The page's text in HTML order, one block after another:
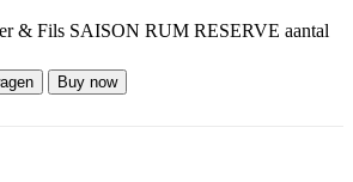
& Fils SAISON RUM RESERVE aantal
Buy now